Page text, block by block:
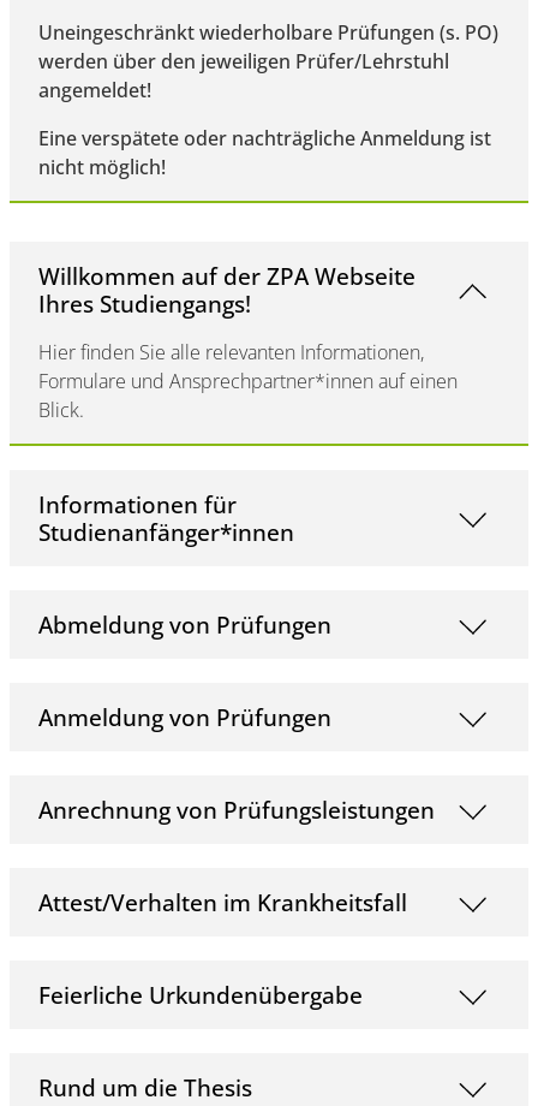
Uneingeschränkt wiederholbare Prüfungen (s. PO)
werden über den jeweiligen Prüfer/Lehrstuhl
angemeldet!
Eine verspätete oder nachträgliche Anmeldung ist
nicht möglich!
Willkommen auf der ZPA Webseite
Ihres Studiengangs!
Hier finden Sie alle relevanten Informationen,
Formulare und Ansprechpartner*innen auf einen
Blick.
Informationen für
Studienanfänger*innen
Abmeldung von Prüfungen
Anmeldung von Prüfungen
Anrechnung von Prüfungsleistungen
Attest/Verhalten im Krankheitsfall
Feierliche Urkundenübergabe
Rund um die Thesis